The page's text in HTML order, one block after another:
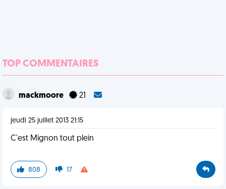
TOP COMMENTAIRES
mackmoore 21
jeudi 25 juillet 2013 21:15
C'est Mignon tout plein
808 17